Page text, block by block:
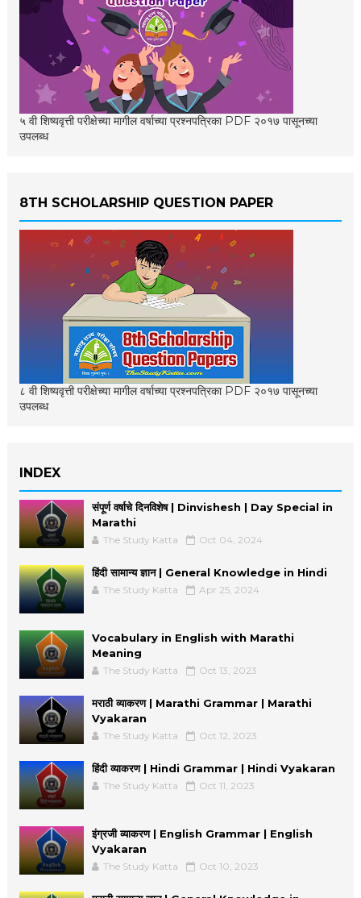
५ वी शिष्यवृत्ती परीक्षेच्या मागील वर्षाच्या प्रश्नपत्रिका PDF २०१७ पासूनच्या
उपलब्ध
8TH SCHOLARSHIP QUESTION PAPER
८ वी शिष्यवृत्ती परीक्षेच्या मागील वर्षाच्या प्रश्नपत्रिका PDF २०१७ पासूनच्या
उपलब्ध
INDEX
संपूर्ण वर्षाचे दिनविशेष | Dinvishesh | Day Special in
Marathi
The Study Katta Oct 04, 2024
हिंदी सामान्य ज्ञान | General Knowledge in Hindi
The Study Katta Apr 25, 2024
Vocabulary in English with Marathi
Meaning
The Study Katta Oct 13, 2023
मराठी व्याकरण | Marathi Grammar | Marathi
Vyakaran
The Study Katta Oct 12, 2023
हिंदी व्याकरण | Hindi Grammar | Hindi Vyakaran
The Study Katta Oct 11, 2023
इंग्रजी व्याकरण | English Grammar | English
Vyakaran
The Study Katta Oct 10, 2023